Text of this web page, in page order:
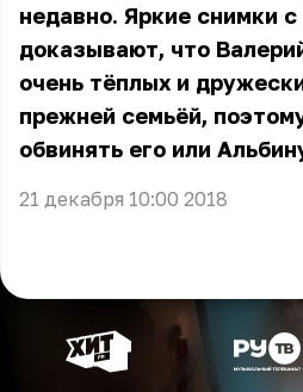
недавно. Яркие снимки
доказывают, что
очень тёплых и
прежней семьёй,
обвинять его или
21 декабря 10:00 2018